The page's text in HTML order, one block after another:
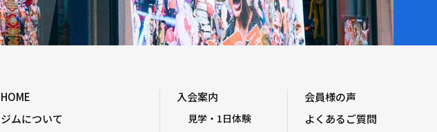
HOME
ジムについて
入会案内
見学・1日体験
会員様の声
よくあるご質問